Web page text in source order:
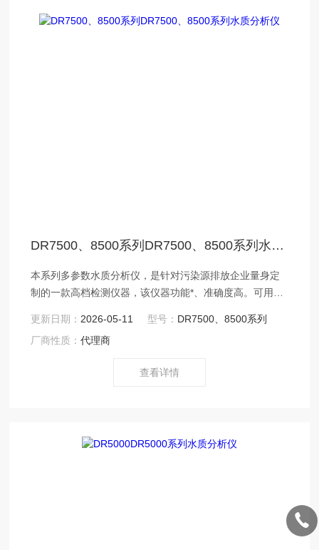
DR7500、8500系列DR7500、8500系列水质分析仪
本系列多参数水质分析仪，是针对污染源排放企业量身定
制的一款高档检测仪器，该仪器功能*、准确度高。可用于
污水等水体中的化学需氧量COD、总磷、总氮、氨氮、浊
度等参数的快速测定。采用光栅分光系统，配有多功能软
更新日期： 2026-05-11 型号： DR7500、8500系列
厂商性质：代理商
查看详情